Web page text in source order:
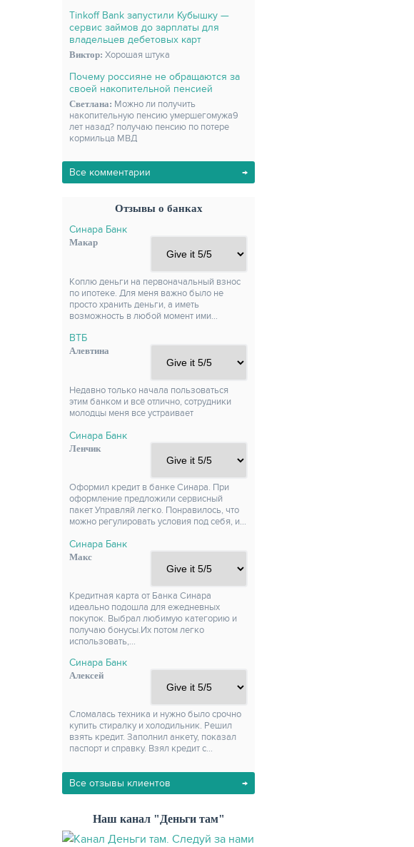
Tinkoff Bank запустили Кубышку —
сервис займов до зарплаты для
владельцев дебетовых карт
Виктор: Хорошая штука
Почему россияне не обращаются за
своей накопительной пенсией
Светлана: Можно ли получить
накопительную пенсию умершегомужа9
лет назад? получаю пенсию по потере
кормильца МВД
Все комментарии
Отзывы о банках
Синара Банк
Макар
Коплю деньги на первоначальный взнос
по ипотеке. Для меня важно было не
просто хранить деньги, а иметь
возможность в любой момент ими…
ВТБ
Алевтина
Недавно только начала пользоваться
этим банком и всё отлично, сотрудники
молодцы меня все устраивает
Синара Банк
Ленчик
Оформил кредит в банке Синара. При
оформление предложили сервисный
пакет Управляй легко. Понравилось, что
можно регулировать условия под себя, и…
Синара Банк
Макс
Кредитная карта от Банка Синара
идеально подошла для ежедневных
покупок. Выбрал любимую категорию и
получаю бонусы.Их потом легко
использовать,…
Синара Банк
Алексей
Сломалась техника и нужно было срочно
купить стиралку и холодильник. Решил
взять кредит. Заполнил анкету, показал
паспорт и справку. Взял кредит с…
Все отзывы клиентов
Наш канал "Деньги там"